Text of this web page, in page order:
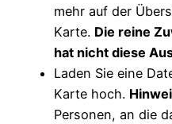
mehr auf der
Karte. Die reine
hat nicht diese
Laden Sie eine
Karte hoch.
Personen, an die